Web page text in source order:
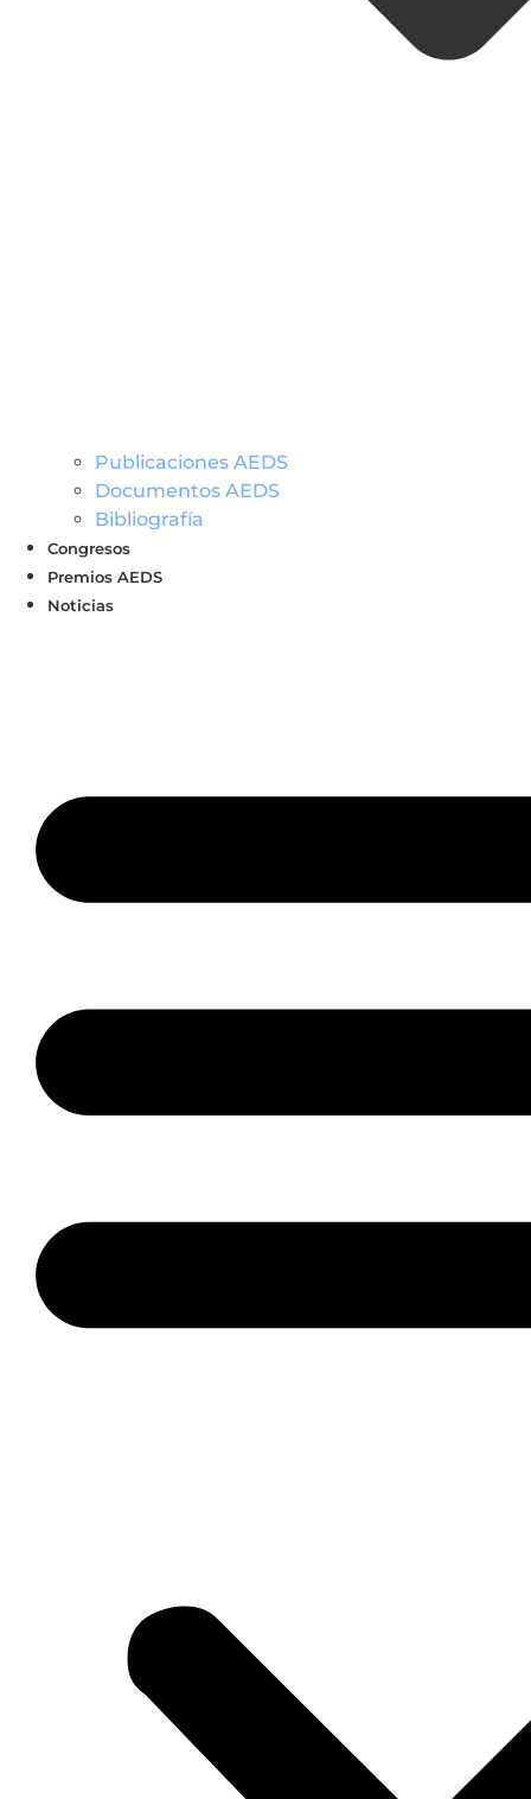
Publicaciones AEDS
Documentos AEDS
Bibliografía
Congresos
Premios AEDS
Noticias